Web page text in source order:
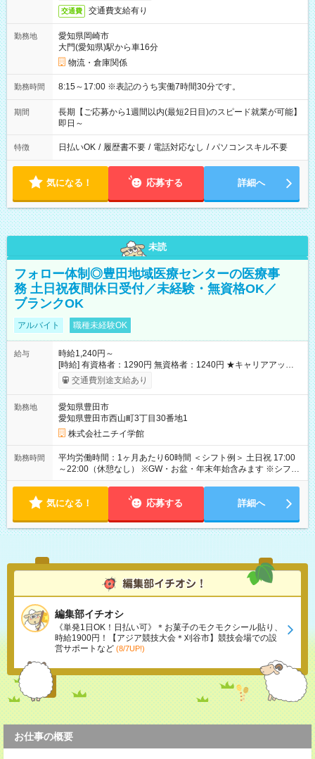
交通費 交通費支給有り
勤務地
愛知県岡崎市
大門(愛知県)駅から車16分
物流・倉庫関係
勤務時間 8:15～17:00 ※表記のうち実働7時間30分です。
期間
長期【ご応募から1週間以内(最短2日目)のスピード就業が可能】
即日～
特徴 日払いOK / 履歴書不要 / 電話対応なし / パソコンスキル不要
気になる！ 応募する 詳細へ
未読
フォロー体制◎豊田地域医療センターの医療事
務 土日祝夜間休日受付／未経験・無資格OK／
ブランクOK
アルバイト 職種未経験OK
給与
時給1,240円～
[時給] 有資格者：1290円 無資格者：1240円 ★キャリアアップ制
度あり 進級により給与がアップします！ 【試用期間】試用期間
あり 試用期間の長さ：3ヶ月 雇用形態、給与は本採用時と同じ
交通費別途支給あり
勤務地
愛知県豊田市
愛知県豊田市西山町3丁目30番地1
株式会社ニチイ学館
勤務時間
平均労働時間：1ヶ月あたり60時間 ＜シフト例＞ 土日祝 17:00
～22:00（休憩なし） ※GW・お盆・年末年始含みます ※シフト
制で月40～60時間（月8～12日）の就業です ※祝日により変動
17:00～22:00（休憩なし） ※GW・お盆・年末年始含みます ※
り変動あり
気になる！ 応募する 詳細へ
編集部イチオシ
《単発1日OK！日払い可》＊お菓子のモクモクシール貼り、
時給1900円！【アジア競技大会＊刈谷市】競技会場での設
営サポートなど (8/7UP!)
お仕事の概要